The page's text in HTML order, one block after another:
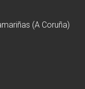
(A Coruña)